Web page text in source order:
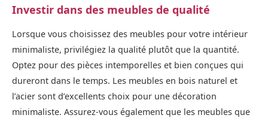
Investir dans des meubles de qualité
Lorsque vous choisissez des meubles pour votre intérieur
minimaliste, privilégiez la qualité plutôt que la quantité.
Optez pour des pièces intemporelles et bien conçues qui
dureront dans le temps. Les meubles en bois naturel et
l’acier sont d’excellents choix pour une décoration
minimaliste. Assurez-vous également que les meubles que